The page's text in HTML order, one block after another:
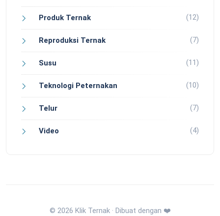
Produk Ternak (12)
Reproduksi Ternak (7)
Susu (11)
Teknologi Peternakan (10)
Telur (7)
Video (4)
© 2026 Klik Ternak · Dibuat dengan ❤️